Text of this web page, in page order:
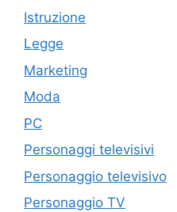
Istruzione
Legge
Marketing
Moda
PC
Personaggi televisivi
Personaggio televisivo
Personaggio TV